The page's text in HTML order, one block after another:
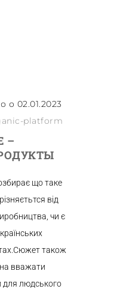
о 02.01.2023
platform
–
що таке
від
чи є
також
вважати
для людського